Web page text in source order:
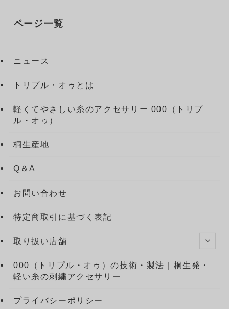
ページ一覧
ニュース
トリプル・オゥとは
軽くてやさしい糸のアクセサリー 000（トリプ
ル・オゥ）
桐生産地
Q＆A
お問い合わせ
特定商取引に基づく表記
取り扱い店舗
000（トリプル・オゥ）の技術・製法｜桐生発・
軽い糸の刺繍アクセサリー
プライバシーポリシー